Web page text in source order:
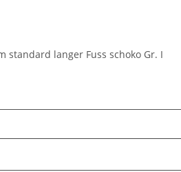
standard langer Fuss schoko Gr. I